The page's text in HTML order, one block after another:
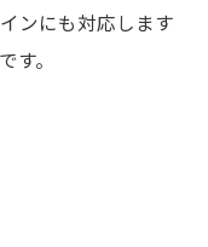
ンにも対応します
す。